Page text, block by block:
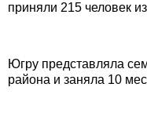
приняли 215 человек
Югру представляла
района и заняла 10